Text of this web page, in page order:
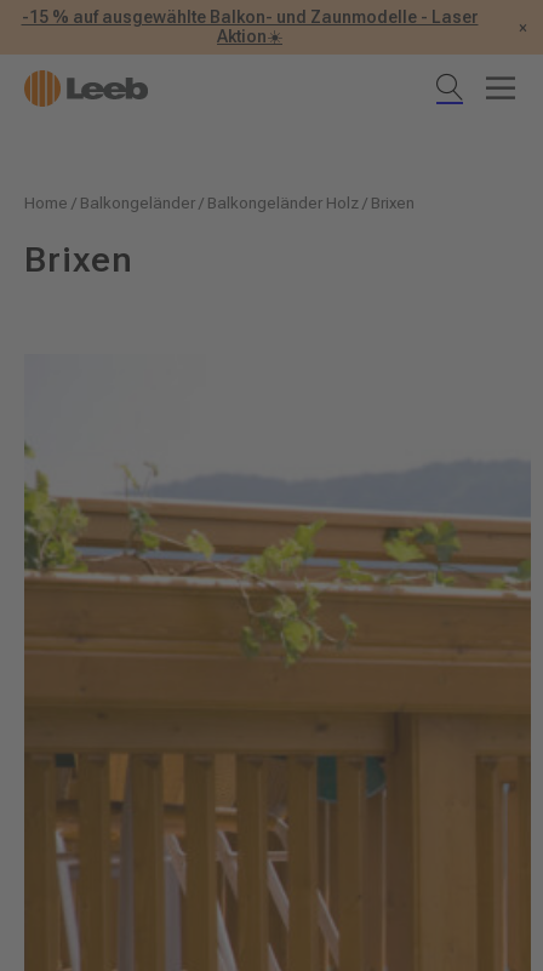
-15 % auf ausgewählte Balkon- und Zaunmodelle - Laser
Aktion☀️
×
Home / Balkongeländer/ Balkongeländer Holz/ Brixen
Brixen